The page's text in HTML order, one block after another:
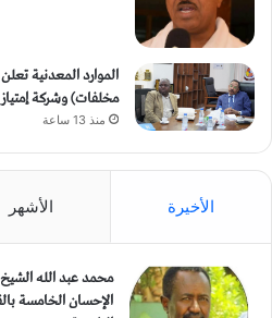
مخلفات) وشركة إمتياز
منذ 13 ساعة
الأخيرة الأشهر
محمد عبد الله
الإحسان الخامسة